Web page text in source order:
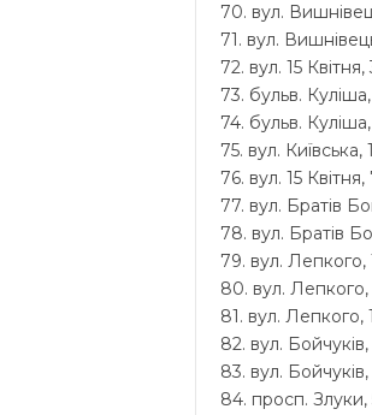
70. вул.
71. вул.
72. вул. 15
73. бульв.
74. бульв.
75. вул.
76. вул. 15
77. вул. Братів
78. вул. Братів
79. вул. Лепкого,
80. вул.
81. вул. Лепкого,
82. вул.
83. вул.
84. просп.